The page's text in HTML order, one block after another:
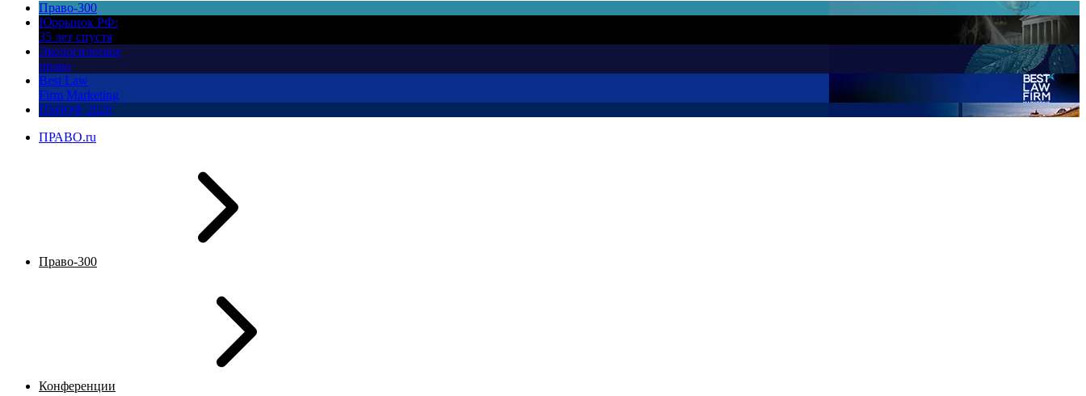
Право-300
Юррынок РФ:
35 лет спустя
Экологическое
право
Best Law
Firm Marketing
ПМЮФ 2026
ПРАВО.ru
Право-300
Конференции